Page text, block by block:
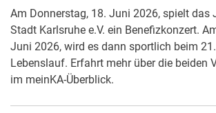
Am Donnerstag, 18. Juni 2026, spielt das
Stadt Karlsruhe e.V. ein Benefizkonzert.
Juni 2026, wird es dann sportlich beim
Lebenslauf. Erfahrt mehr über die beiden
im meinKA-Überblick.